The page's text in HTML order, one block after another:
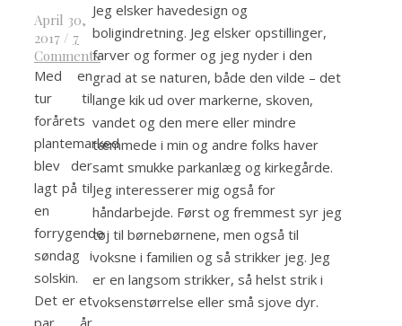
April 30,
2017 / 7
Comments
Med en
tur til
forårets
plantemarked
blev der
lagt på til
en
forrygende
søndag i
solskin.
Det er et
Jeg elsker havedesign og
boligindretning. Jeg elsker opstillinger,
farver og former og jeg nyder i den
grad at se naturen, både den vilde – det
lange kik ud over markerne, skoven,
vandet og den mere eller mindre
tæmmede i min og andre folks haver
samt smukke parkanlæg og kirkegårde.
Jeg interesserer mig også for
håndarbejde. Først og fremmest syr jeg
tøj til børnebørnene, men også til
voksne i familien og så strikker jeg. Jeg
er en langsom strikker, så helst strik i
voksenstørrelse eller små sjove dyr.